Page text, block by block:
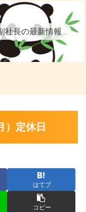
社長の最新情報
）定休日
はてブ
コピー